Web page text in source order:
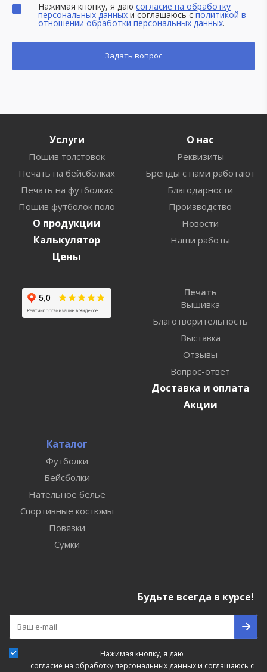
Нажимая кнопку, я даю согласие на обработку
персональных данных и соглашаюсь с политикой в
отношении обработки персональных данных.
Услуги
Пошив толстовок
Печать на бейсболках
Печать на футболках
Пошив футболок поло
О продукции
Калькулятор
Цены
О нас
Реквизиты
Бренды с нами работают
Благодарности
Производство
Новости
Наши работы
Печать
Вышивка
Благотворительность
Выставка
Отзывы
Вопрос-ответ
Доставка и оплата
Акции
Каталог
Футболки
Бейсболки
Нательное белье
Спортивные костюмы
Повязки
Сумки
Будьте всегда в курсе!
Нажимая кнопку, я даю
согласие на обработку персональных данныхи соглашаюсь с